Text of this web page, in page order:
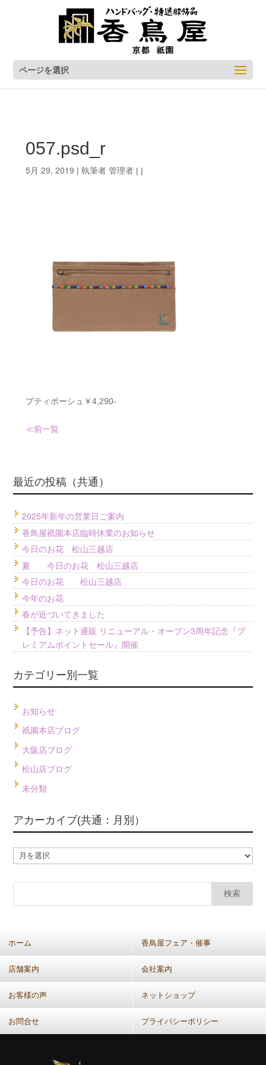
ページを選択
057.psd_r
5月 29, 2019 | 執筆者 管理者| |
プティポーシュ￥4,290-
≪前一覧
最近の投稿（共通）
2025年新年の営業日ご案内
香鳥屋祇園本店臨時休業のお知らせ
今日のお花 松山三越店
夏 今日のお花 松山三越店
今日のお花 松山三越店
今年のお花
春が近づいてきました
【予告】ネット通販 リニューアル・オープン3周年記念『プ
レミアムポイントセール』開催
カテゴリー別一覧
お知らせ
祇園本店ブログ
大阪店ブログ
松山店ブログ
未分類
アカーカイブ(共通：月別）
ア
カ
ー
イ
通：
月
別）
ホーム 香鳥屋フェア・催事
店舗案内 会社案内
お客様の声 ネットショップ
お問合せ プライバシーポリシー